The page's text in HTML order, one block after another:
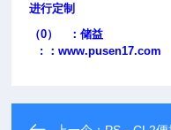
进行定制
（0） ：储益
: ：www.pusen17.com